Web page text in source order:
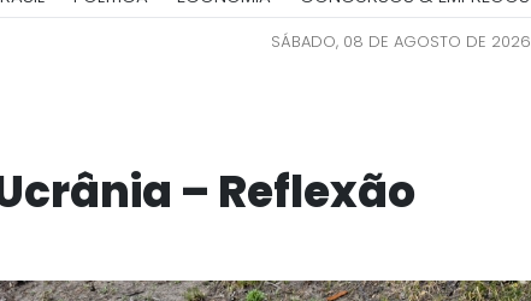
SÁBADO, 08 DE AGOSTO DE 2026
– Reflexão